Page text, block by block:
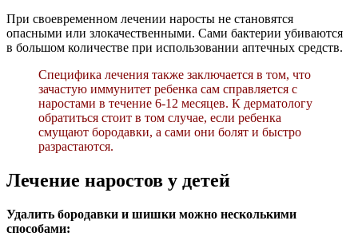
При своевременном лечении наросты не становятся
опасными или злокачественными. Сами бактерии убиваются
в большом количестве при использовании аптечных средств.
Специфика лечения также заключается в том, что
зачастую иммунитет ребенка сам справляется с
наростами в течение 6-12 месяцев. К дерматологу
обратиться стоит в том случае, если ребенка
смущают бородавки, а сами они болят и быстро
разрастаются.
Лечение наростов у детей
Удалить бородавки и шишки можно несколькими
способами: